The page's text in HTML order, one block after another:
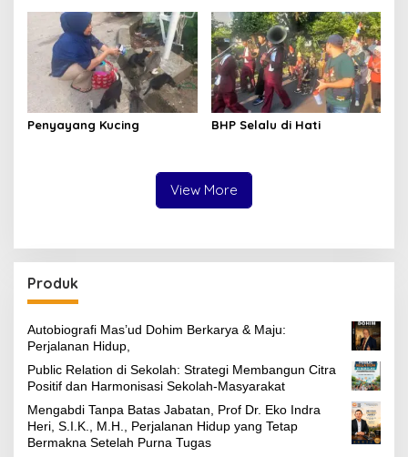
Penyayang Kucing BHP Selalu di Hati
View More
Produk
Autobiografi Mas’ud Dohim Berkarya & Maju:
Perjalanan Hidup,
Public Relation di Sekolah: Strategi Membangun Citra
Positif dan Harmonisasi Sekolah-Masyarakat
Mengabdi Tanpa Batas Jabatan, Prof Dr. Eko Indra
Heri, S.I.K., M.H., Perjalanan Hidup yang Tetap
Bermakna Setelah Purna Tugas